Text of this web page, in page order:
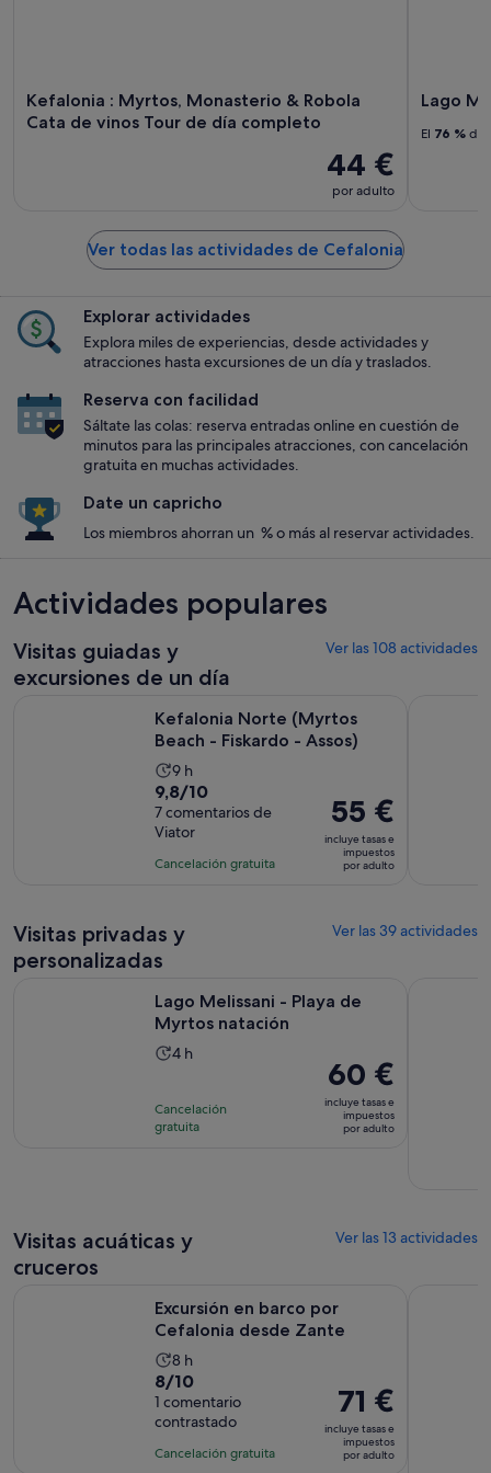
Kefalonia : Myrtos, Monasterio & Robola
Cata de vinos Tour de día completo
44 €
por adulto
Lago
El 76 % de
Ver todas las actividades de Cefalonia
Explorar actividades
Explora miles de experiencias, desde actividades y
atracciones hasta excursiones de un día y traslados.
Reserva con facilidad
Sáltate las colas: reserva entradas online en cuestión de
minutos para las principales atracciones, con cancelación
gratuita en muchas actividades.
Date un capricho
Los miembros ahorran un % o más al reservar actividades.
Actividades populares
Visitas guiadas y
excursiones de un día
Ver las 108 actividades
Kefalonia Norte (Myrtos
Beach - Fiskardo - Assos)
La
duración
de
la
actividad
9 horas
9 h
9.8
sobre
10
con
9,8/10
7 comentarios de
Viator
Cancelación gratuita
El
precio
es
de
adulto
55 €
incluye tasas e
impuestos
por adulto
Visitas privadas y
personalizadas
Ver las 39 actividades
Lago Melissani - Playa de
Myrtos natación
La
la
4 h
Cancelación
gratuita
El
precio
es
de
60 €
incluye tasas e
impuestos
por adulto
Visitas acuáticas y
cruceros
Ver las 13 actividades
Excursión en barco por
Cefalonia desde Zante
La
duración
de
la
actividad
8 h
8.0
sobre
10
con
8/10
1 comentario
contrastado
Cancelación gratuita
El
precio
es
de
71 €
incluye tasas e
impuestos
por adulto